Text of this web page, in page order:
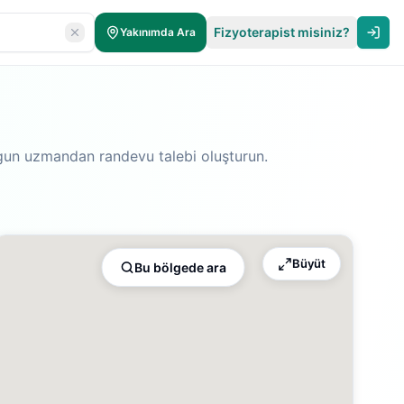
Yakınımda Ara Fizyoterapist misiniz?
uzmandan randevu talebi oluşturun.
Bu bölgede ara Büyüt